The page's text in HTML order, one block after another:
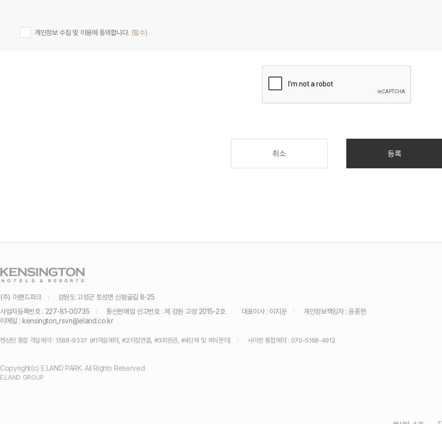
개인정보 수집 및 이용에 동의합니다. (필수)
취소
(주) 이랜드파크
강원도 고성군 토성면 신평골길 8-25
사업자등록번호 : 227-81-00735
통신판매업 신고번호 : 제 강원 고성 2015-2호 대표이사 : 이지운
개인정보책임자 : 윤종현
이메일 : kensington_rsvn@eland.co.kr
켄싱턴 통합 객실예약 : 1588-9337 (#1객실예약, #2지점연결, #3회원권, #4단체 및 예식문의) 사이판 통합예약 : 070-5168-4912
Copyright(c) E.LAND PARK. All Rights Reserved.
E.LAND GROUP